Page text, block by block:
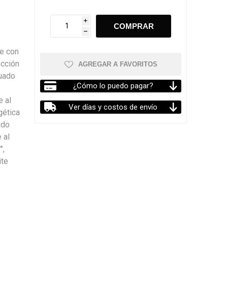
con
al
al
i
h
AGREGAR A FAVORITOS
¿Cómo lo puedo pagar?
Ver días y costos de envío